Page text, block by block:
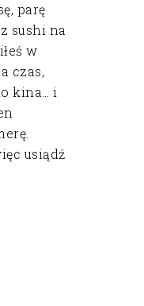
parę
sushi na
w
czas,
kina… i
usiądź